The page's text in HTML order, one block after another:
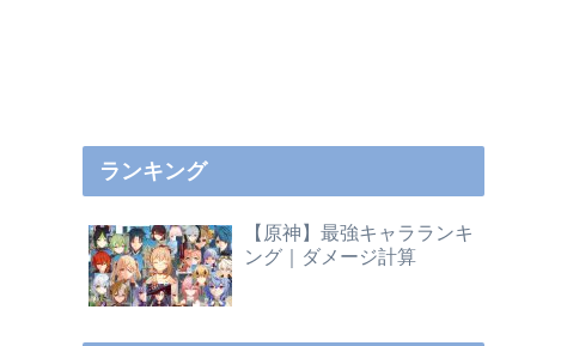
ランキング
【原神】最強キャラランキ
ング｜ダメージ計算